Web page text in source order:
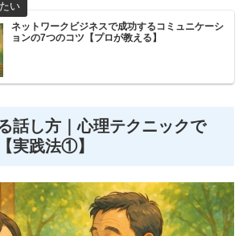
ネットワークビジネスで成功するコミュニケーシ
ョンの7つのコツ【プロが教える】
話し方｜心理テクニックで
実践法①】